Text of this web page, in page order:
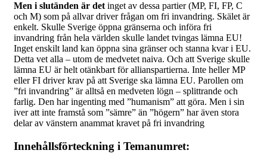
Men i slutänden är det inget av dessa partier (MP, FI, FP, C
och M) som på allvar driver frågan om fri invandring. Skälet är
enkelt. Skulle Sverige öppna gränserna och införa fri
invandring från hela världen skulle landet tvingas lämna EU!
Inget enskilt land kan öppna sina gränser och stanna kvar i EU.
Detta vet alla – utom de medvetet naiva. Och att Sverige skulle
lämna EU är helt otänkbart för allianspartierna. Inte heller MP
eller FI driver krav på att Sverige ska lämna EU. Parollen om
”fri invandring” är alltså en medveten lögn – splittrande och
farlig. Den har ingenting med ”humanism” att göra. Men i sin
iver att inte framstå som ”sämre” än ”högern” har även stora
delar av vänstern anammat kravet på fri invandring
Innehållsförteckning i Temanumret: